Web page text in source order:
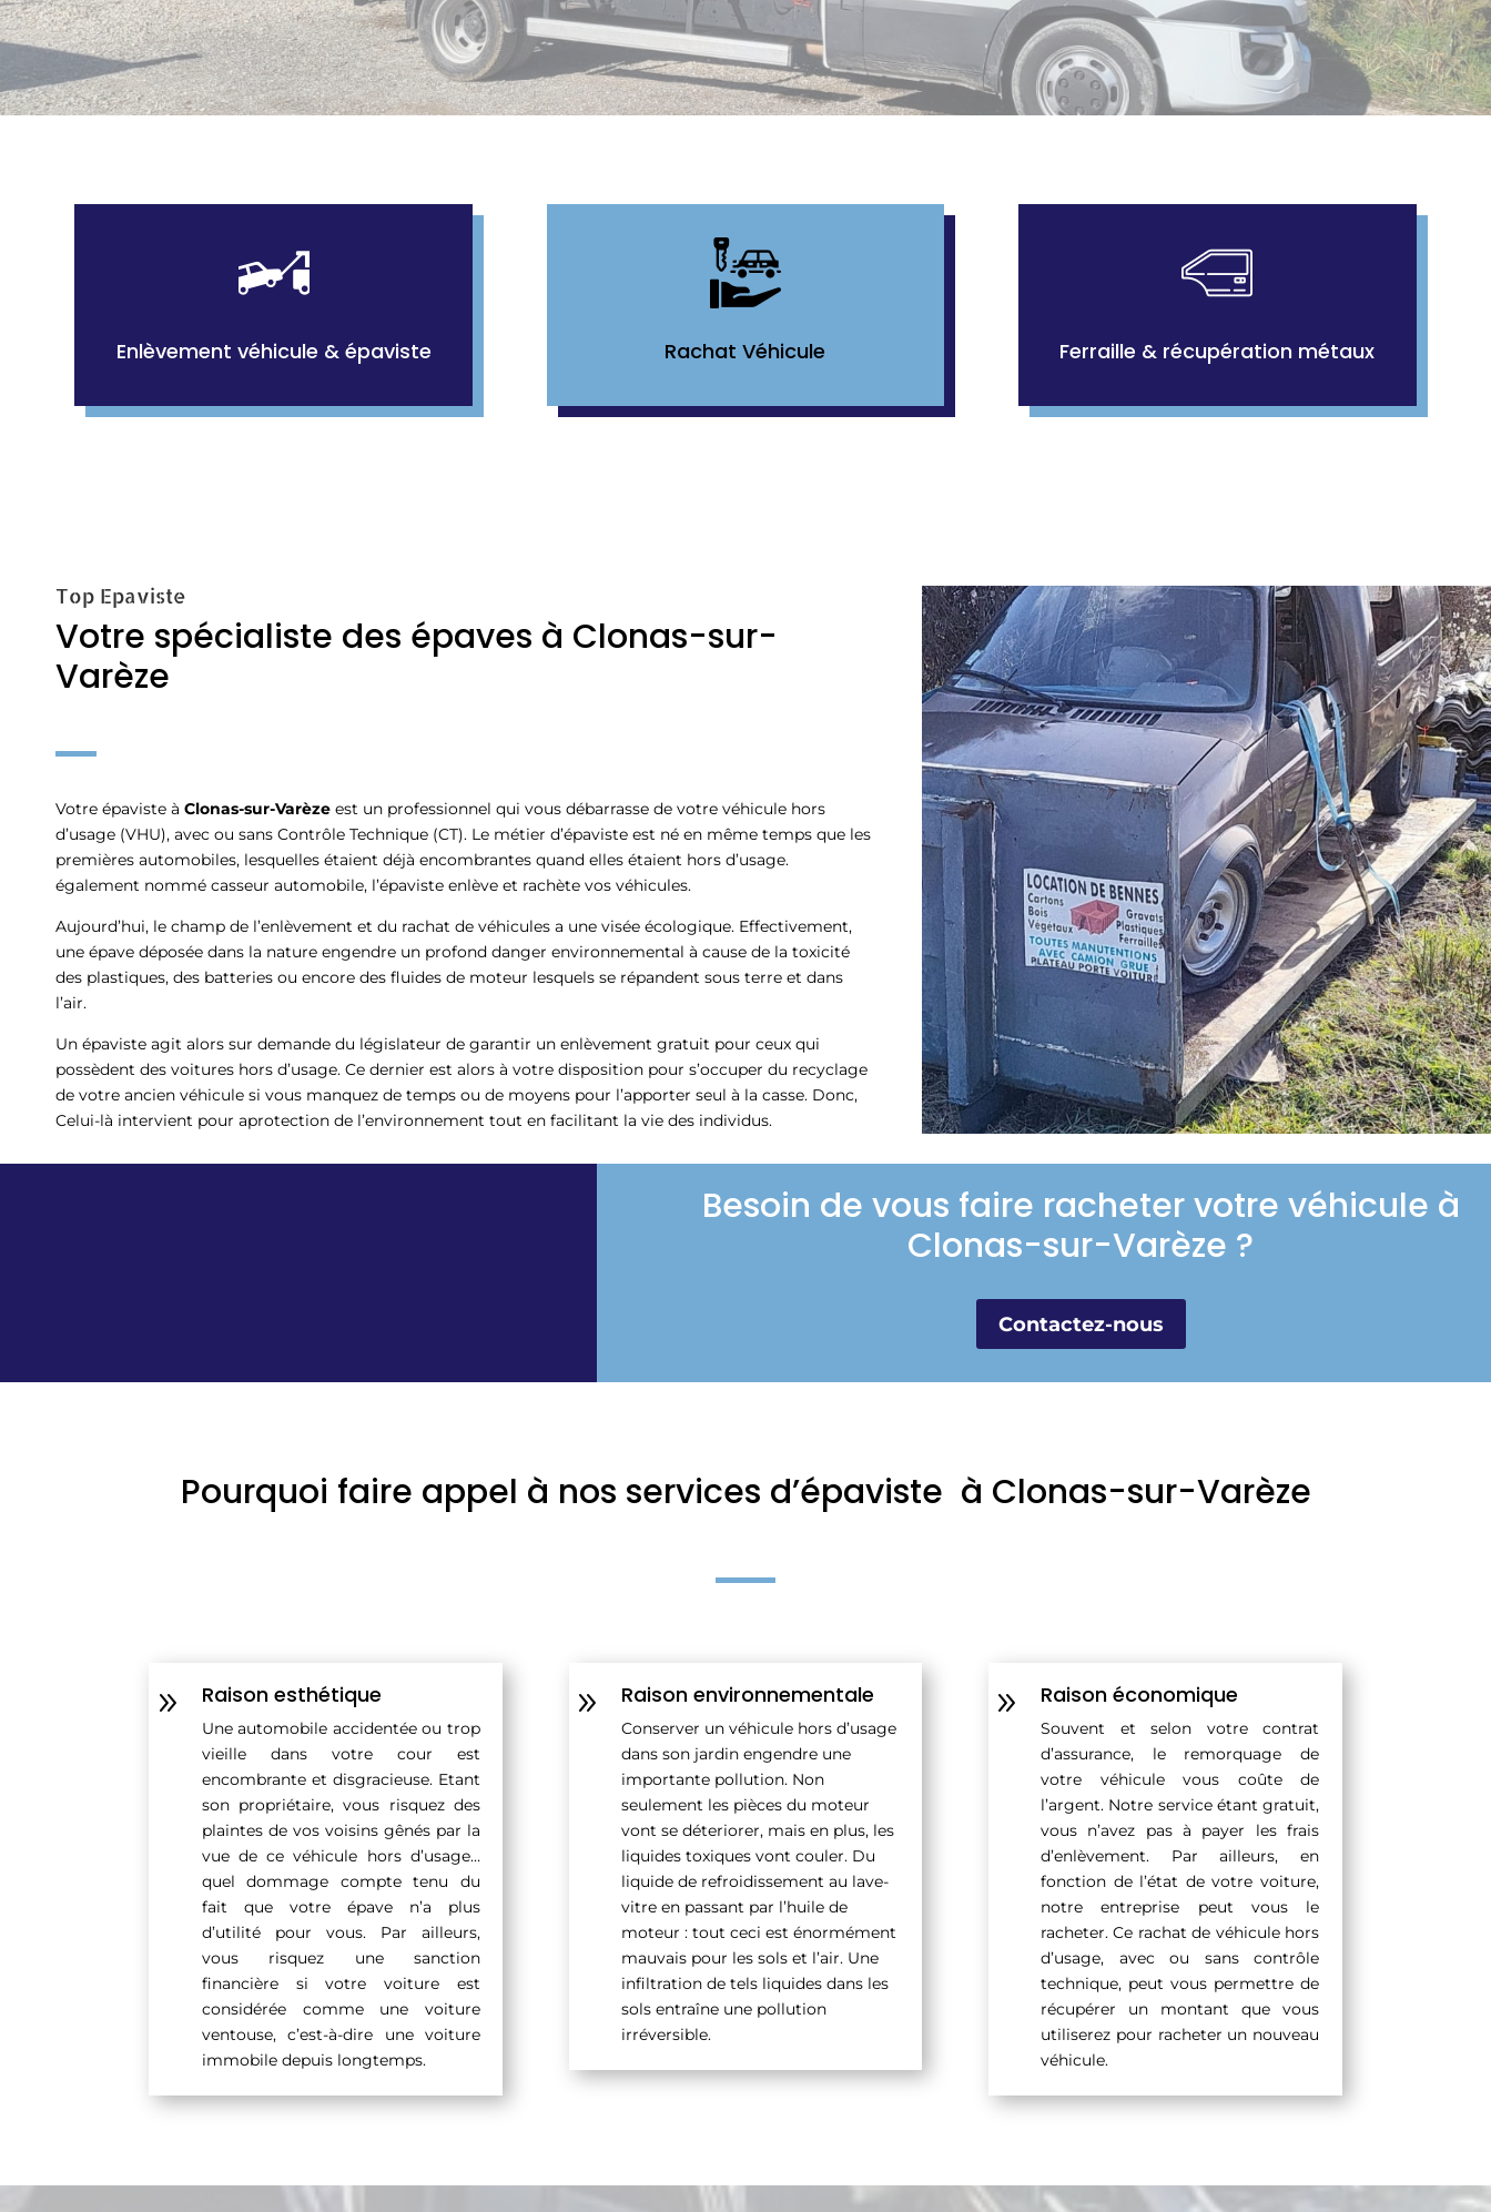
Enlèvement véhicule & épaviste Rachat Véhicule Ferraille & récupération métaux
Top Epaviste
Votre spécialiste des épaves à Clonas-sur-
Varèze
Votre épaviste à Clonas-sur-Varèze est un professionnel qui vous débarrasse de votre véhicule hors
d’usage (VHU), avec ou sans Contrôle Technique (CT). Le métier d’épaviste est né en même temps que les
premières automobiles, lesquelles étaient déjà encombrantes quand elles étaient hors d’usage.
également nommé casseur automobile, l’épaviste enlève et rachète vos véhicules.
Aujourd’hui, le champ de l’enlèvement et du rachat de véhicules a une visée écologique. Effectivement,
une épave déposée dans la nature engendre un profond danger environnemental à cause de la toxicité
des plastiques, des batteries ou encore des fluides de moteur lesquels se répandent sous terre et dans
l’air.
Un épaviste agit alors sur demande du législateur de garantir un enlèvement gratuit pour ceux qui
possèdent des voitures hors d’usage. Ce dernier est alors à votre disposition pour s’occuper du recyclage
de votre ancien véhicule si vous manquez de temps ou de moyens pour l’apporter seul à la casse. Donc,
Celui-là intervient pour aprotection de l’environnement tout en facilitant la vie des individus.
Besoin de vous faire racheter votre véhicule à
Clonas-sur-Varèze ?
Contactez-nous
Pourquoi faire appel à nos services d’épaviste à Clonas-sur-Varèze
9 Raison esthétique
Une automobile accidentée ou trop
vieille dans votre cour est
encombrante et disgracieuse. Etant
son propriétaire, vous risquez des
plaintes de vos voisins gênés par la
vue de ce véhicule hors d’usage…
quel dommage compte tenu du
fait que votre épave n’a plus
d’utilité pour vous. Par ailleurs,
vous risquez une sanction
financière si votre voiture est
considérée comme une voiture
ventouse, c’est-à-dire une voiture
immobile depuis longtemps.
9 Raison environnementale
Conserver un véhicule hors d’usage
dans son jardin engendre une
importante pollution. Non
seulement les pièces du moteur
vont se déteriorer, mais en plus, les
liquides toxiques vont couler. Du
liquide de refroidissement au lave-
vitre en passant par l’huile de
moteur : tout ceci est énormément
mauvais pour les sols et l’air. Une
infiltration de tels liquides dans les
sols entraîne une pollution
irréversible.
9 Raison économique
Souvent et selon votre contrat
d’assurance, le remorquage de
votre véhicule vous coûte de
l’argent. Notre service étant gratuit,
vous n’avez pas à payer les frais
d’enlèvement. Par ailleurs, en
fonction de l’état de votre voiture,
notre entreprise peut vous le
racheter. Ce rachat de véhicule hors
d’usage, avec ou sans contrôle
technique, peut vous permettre de
récupérer un montant que vous
utiliserez pour racheter un nouveau
véhicule.